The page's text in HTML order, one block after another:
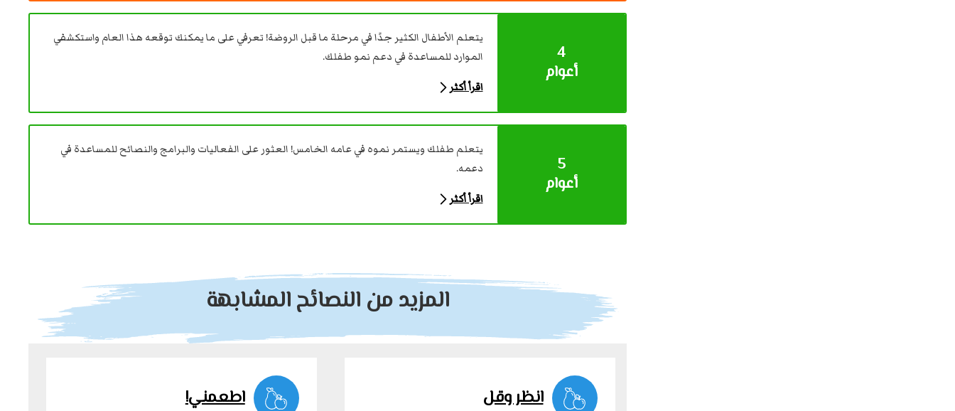
4
أعوام
يتعلم الأطفال الكثير جدًا في مرحلة ما قبل الروضة! تعرفي على ما يمكنك توقعه هذا العام واستكشفي
الموارد للمساعدة في دعم نمو طفلك.
اقرأ أكثر
5
أعوام
يتعلم طفلك ويستمر نموه في عامه الخامس! العثور على الفعاليات والبرامج والنصائح للمساعدة في
دعمه.
اقرأ أكثر
المزيد من النصائح المشابهة
انظر وقل اطعمني!